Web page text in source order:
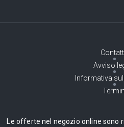
Avviso
Informativa
Le offerte nel negozio online sono